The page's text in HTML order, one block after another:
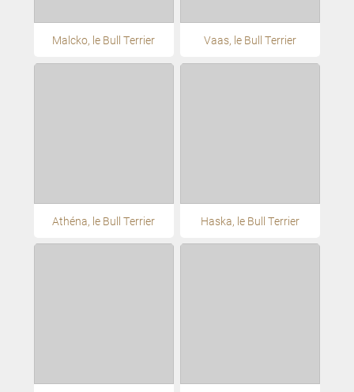
Malcko, le Bull Terrier Vaas, le Bull Terrier
Athéna, le Bull Terrier Haska, le Bull Terrier